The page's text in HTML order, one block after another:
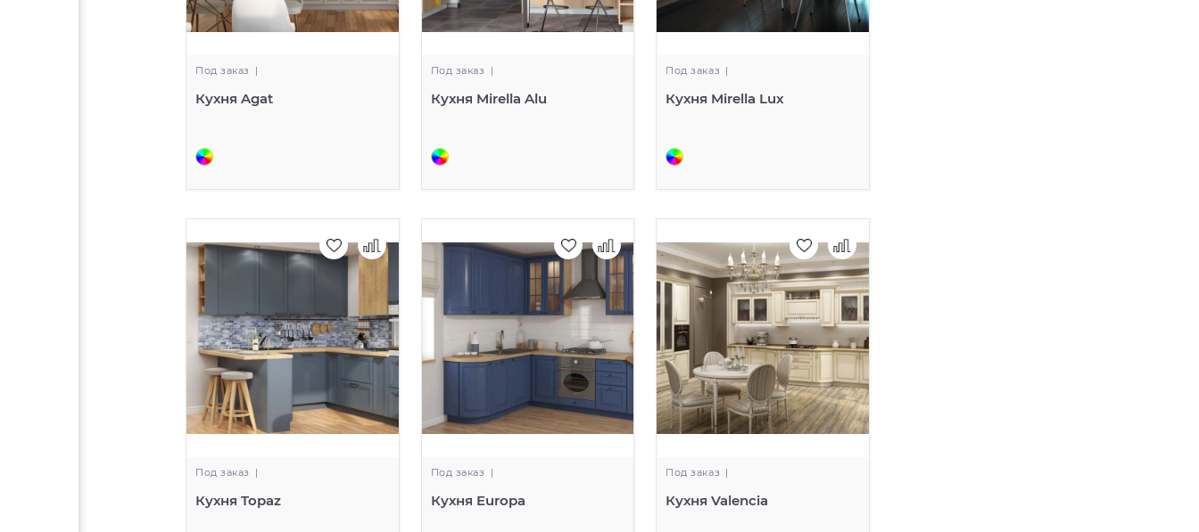
Под заказ |
Кухня Agat
Под заказ |
Кухня Mirella Alu
Под заказ |
Кухня Mirella Lux
Под заказ |
Кухня Topaz
Под заказ |
Кухня Europa
Под заказ |
Кухня Valencia